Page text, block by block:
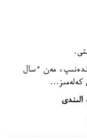
مەن ءسال
كەلەمىز...
الىندى